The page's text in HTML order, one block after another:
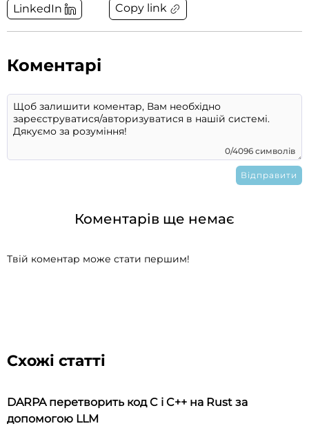
LinkedIn Copy link
Коментарі
0/4096 символів
Коментарів ще немає
Твій коментар може стати першим!
Схожі статті
DARPA перетворить код C і C++ на Rust за
допомогою LLM